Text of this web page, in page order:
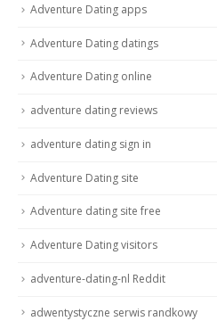
Adventure Dating apps
Adventure Dating datings
Adventure Dating online
adventure dating reviews
adventure dating sign in
Adventure Dating site
Adventure dating site free
Adventure Dating visitors
adventure-dating-nl Reddit
adwentystyczne serwis randkowy